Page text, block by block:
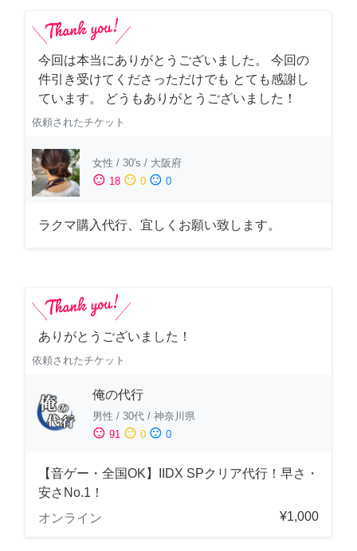
今回は本当にありがとうございました。 今回の
件引き受けてくださっただけでも とても感謝し
ています。 どうもありがとうございました！
依頼されたチケット
女性 / 30's / 大阪府
sentiment_satisfied 18 sentiment_neutral 0 sentiment_dissatisfied 0
ラクマ購入代行、宜しくお願い致します。
ありがとうございました！
依頼されたチケット
俺の代行
男性 / 30代 / 神奈川県
sentiment_satisfied 91 sentiment_neutral 0 sentiment_dissatisfied 0
【音ゲー・全国OK】IIDX SPクリア代行！早さ・
安さNo.1！
オンライン
¥1,000